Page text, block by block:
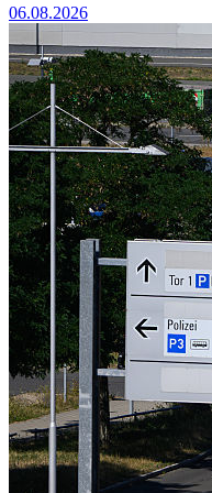
06.08.2026